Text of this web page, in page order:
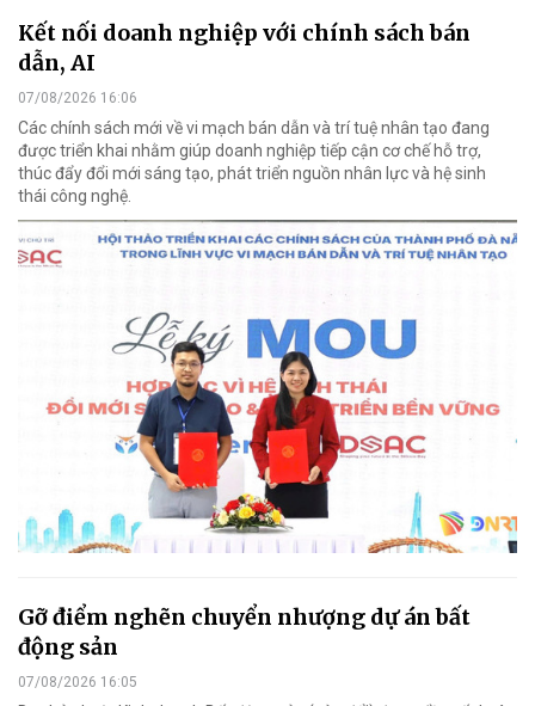
Kết nối doanh nghiệp với chính sách bán
dẫn, AI
07/08/2026 16:06
Các chính sách mới về vi mạch bán dẫn và trí tuệ nhân tạo đang
được triển khai nhằm giúp doanh nghiệp tiếp cận cơ chế hỗ trợ,
thúc đẩy đổi mới sáng tạo, phát triển nguồn nhân lực và hệ sinh
thái công nghệ.
Gỡ điểm nghẽn chuyển nhượng dự án bất
động sản
07/08/2026 16:05